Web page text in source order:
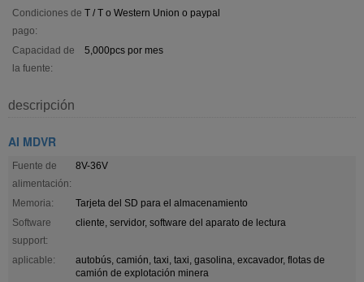
Condiciones de
pago:
T / T o Western Union o paypal
Capacidad de
la fuente:
5,000pcs por mes
descripción
AI MDVR
Fuente de
alimentación:
8V-36V
Memoria:
Tarjeta del SD para el almacenamiento
Software
support:
cliente, servidor, software del aparato de lectura
aplicable:
autobús, camión, taxi, taxi, gasolina, excavador, flotas de
camión de explotación minera